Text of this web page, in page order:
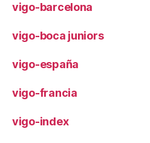
vigo-barcelona
vigo-boca juniors
vigo-españa
vigo-francia
vigo-index